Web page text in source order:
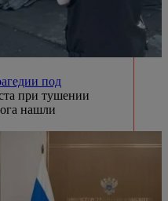
под
при тушении
нашли